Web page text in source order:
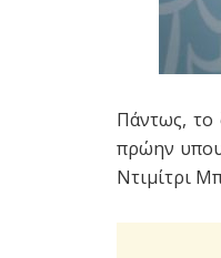
Πάντως, το
πρώην
Ντιμίτρι